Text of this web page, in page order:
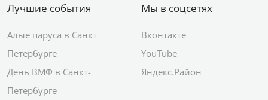
Лучшие события
Алые паруса в Санкт
Петербурге
День ВМФ в Санкт-
Петербурге
Мы в соцсетях
Вконтакте
YouTube
Яндекс.Район